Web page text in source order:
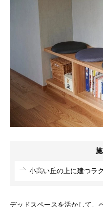
小高い丘の上に建つラ
デッドスペースを活かして、